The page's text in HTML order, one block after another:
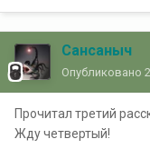
Сансаныч
Опубликовано
Прочитал третий
Жду четвертый!